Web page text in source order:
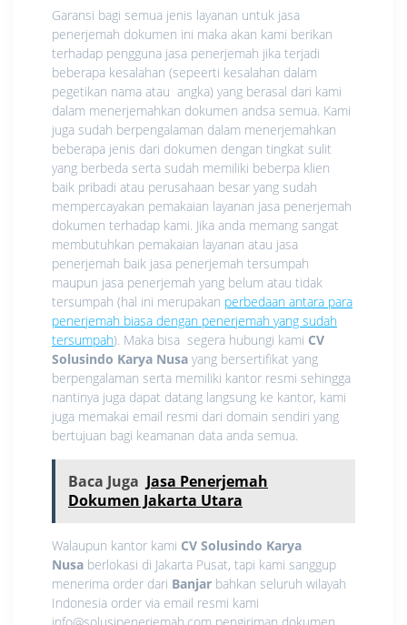
Garansi bagi semua jenis layanan untuk jasa
penerjemah dokumen ini maka akan kami berikan
terhadap pengguna jasa penerjemah jika terjadi
beberapa kesalahan (sepeerti kesalahan dalam
pegetikan nama atau angka) yang berasal dari kami
dalam menerjemahkan dokumen andsa semua. Kami
juga sudah berpengalaman dalam menerjemahkan
beberapa jenis dari dokumen dengan tingkat sulit
yang berbeda serta sudah memiliki beberpa klien
baik pribadi atau perusahaan besar yang sudah
mempercayakan pemakaian layanan jasa penerjemah
dokumen terhadap kami. Jika anda memang sangat
membutuhkan pemakaian layanan atau jasa
penerjemah baik jasa penerjemah tersumpah
maupun jasa penerjemah yang belum atau tidak
tersumpah (hal ini merupakan perbedaan antara para
penerjemah biasa dengan penerjemah yang sudah
tersumpah). Maka bisa segera hubungi kami CV
Solusindo Karya Nusa yang bersertifikat yang
berpengalaman serta memiliki kantor resmi sehingga
nantinya juga dapat datang langsung ke kantor, kami
juga memakai email resmi dari domain sendiri yang
bertujuan bagi keamanan data anda semua.
Baca Juga Jasa Penerjemah
Dokumen Jakarta Utara
Walaupun kantor kami CV Solusindo Karya
Nusa berlokasi di Jakarta Pusat, tapi kami sanggup
menerima order dari Banjar bahkan seluruh wilayah
Indonesia order via email resmi kami